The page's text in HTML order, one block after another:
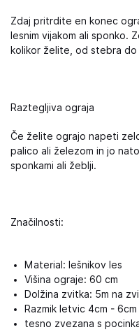
Zdaj pritrdite en konec
lesnim vijakom ali sponko.
kolikor želite, od stebra
Raztegljiva ograja
Če želite ograjo napeti
palico ali železom in jo
sponkami ali žeblji.
Značilnosti:
Material: lešnikov les
Višina ograje: 60 cm
Dolžina zvitka: 5m na
Razmik letvic 4cm - 6cm
tesno zvezana s